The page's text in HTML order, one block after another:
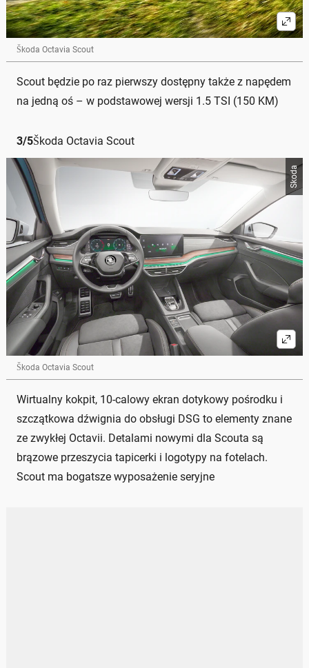
Škoda Octavia Scout
Scout będzie po raz pierwszy dostępny także z napędem
na jedną oś – w podstawowej wersji 1.5 TSI (150 KM)
3/5Škoda Octavia Scout
Skoda
Škoda Octavia Scout
Wirtualny kokpit, 10-calowy ekran dotykowy pośrodku i
szczątkowa dźwignia do obsługi DSG to elementy znane
ze zwykłej Octavii. Detalami nowymi dla Scouta są
brązowe przeszycia tapicerki i logotypy na fotelach.
Scout ma bogatsze wyposażenie seryjne